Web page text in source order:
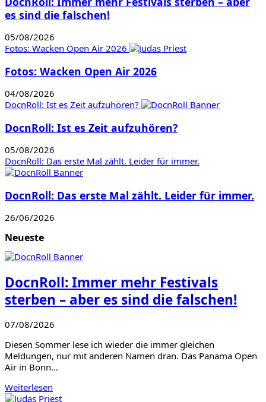
es sind die falschen!
05/08/2026
Fotos: Wacken Open Air 2026
Fotos: Wacken Open Air 2026
04/08/2026
DocnRoll: Ist es Zeit aufzuhören?
DocnRoll: Ist es Zeit aufzuhören?
05/08/2026
DocnRoll: Das erste Mal zählt. Leider für immer.
DocnRoll: Das erste Mal zählt. Leider für immer.
26/06/2026
Neueste
DocnRoll: Immer mehr Festivals
sterben – aber es sind die falschen!
07/08/2026
Diesen Sommer lese ich wieder die immer gleichen
Meldungen, nur mit anderen Namen dran. Das Panama Open
Air in Bonn…
Weiterlesen